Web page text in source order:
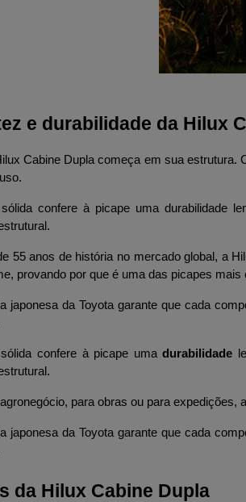
e durabilidade da Hilux
Cabine Dupla começa em sua estrutura.
confere à picape uma durabilidade
55 anos de história no mercado global, a
provando por que é uma das picapes mais
japonesa da Toyota garante que cada
confere à picape uma durabilidade
para obras ou para
japonesa da Toyota garante que cada
da Hilux Cabine Dupla